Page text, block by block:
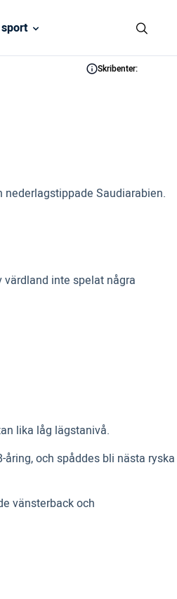
Skribenter:
nederlagstippade Saudiarabien.
inte spelat några
lika låg lägstanivå.
och spåddes bli nästa ryska
vänsterback och